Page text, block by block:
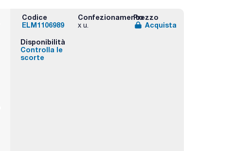
Codice
ELM1106989
Confezionamento
x u.
Prezzo
Acquista
Disponibilità
Controlla le
scorte